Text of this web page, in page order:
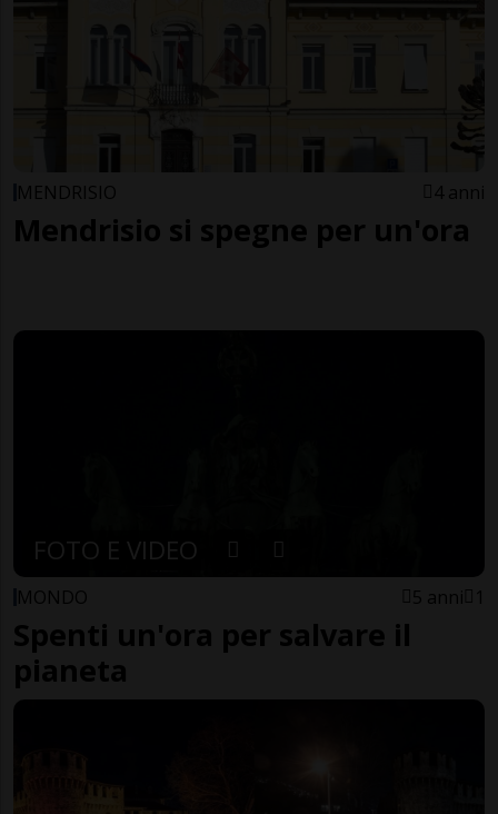
MENDRISIO 4 anni
Mendrisio si spegne per un'ora
FOTO E VIDEO
MONDO 5 anni 1
Spenti un'ora per salvare il
pianeta